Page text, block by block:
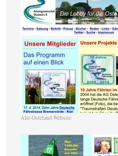
Alte Osteland-Website